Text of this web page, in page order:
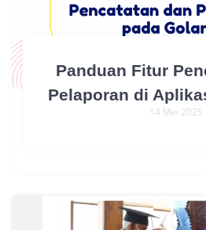
Panduan Fitur
Pelaporan di
14 Mei 2025